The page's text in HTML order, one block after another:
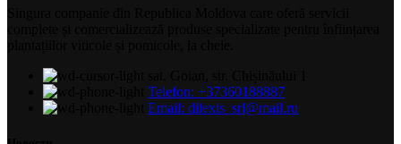
Telefon: +37360188887
Email: dilexis_srl@mail.ru